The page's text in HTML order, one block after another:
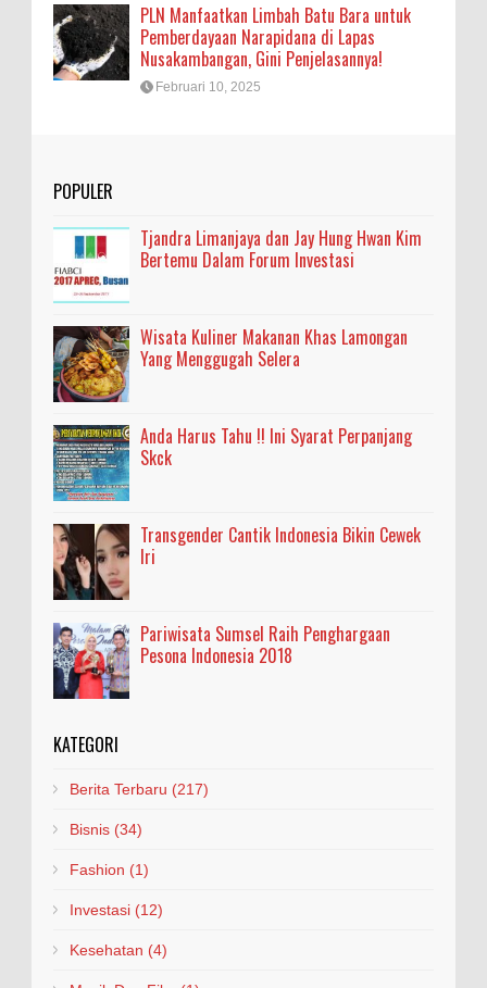
PLN Manfaatkan Limbah Batu Bara untuk
Pemberdayaan Narapidana di Lapas
Nusakambangan, Gini Penjelasannya!
Februari 10, 2025
POPULER
Tjandra Limanjaya dan Jay Hung Hwan Kim
Bertemu Dalam Forum Investasi
Wisata Kuliner Makanan Khas Lamongan
Yang Menggugah Selera
Anda Harus Tahu !! Ini Syarat Perpanjang
Skck
Transgender Cantik Indonesia Bikin Cewek
Iri
Pariwisata Sumsel Raih Penghargaan
Pesona Indonesia 2018
KATEGORI
Berita Terbaru (217)
Bisnis (34)
Fashion (1)
Investasi (12)
Kesehatan (4)